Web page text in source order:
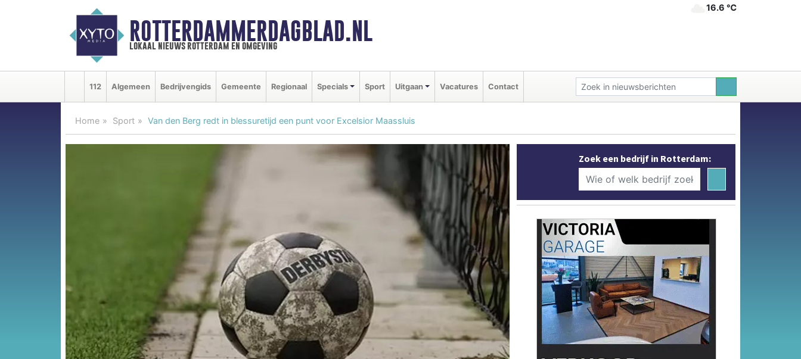
ROTTERDAMMERDAGBLAD.NL
lokaal nieuws rotterdam en omgeving
16.6 ℃
112 Algemeen Bedrijvengids Gemeente Regionaal Specials Sport Uitgaan Vacatures Contact
Home Sport Van den Berg redt in blessuretijd een punt voor Excelsior Maassluis
Zoek een bedrijf in Rotterdam: